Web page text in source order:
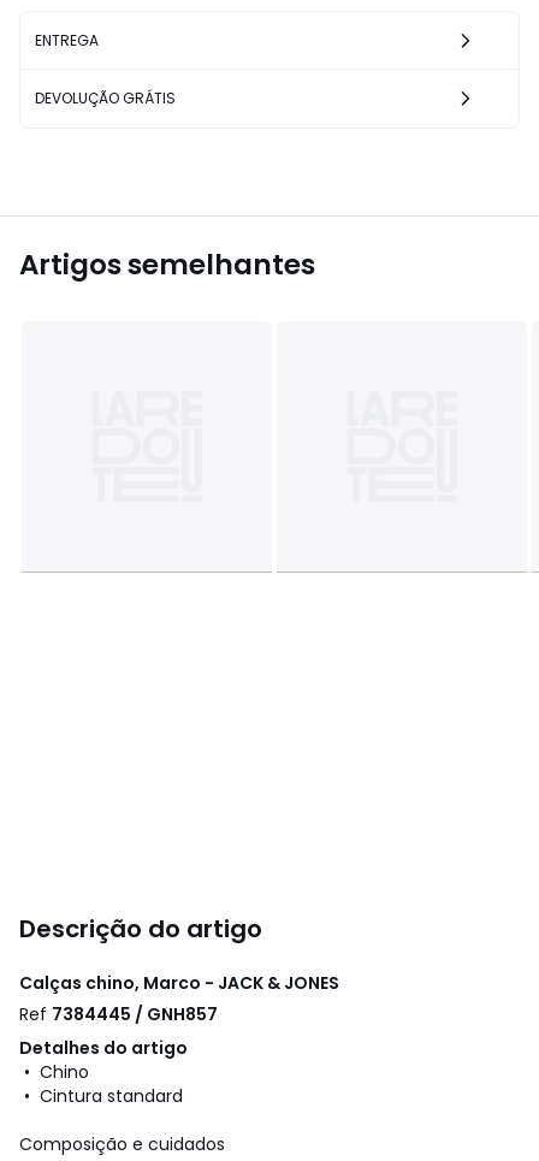
ENTREGA
DEVOLUÇÃO GRÁTIS
Artigos semelhantes
Descrição do artigo
Calças chino, Marco - JACK & JONES
Ref 7384445 / GNH857
Detalhes do artigo
• Chino
• Cintura standard
Composição e cuidados